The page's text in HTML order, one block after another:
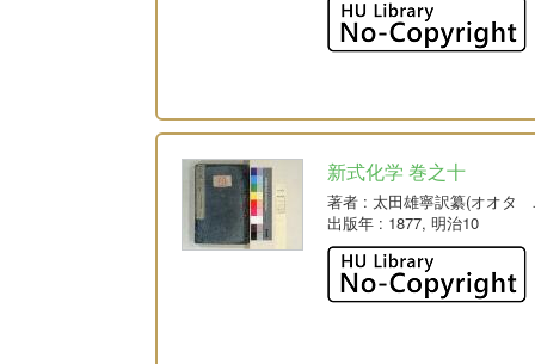
新式化学 巻之十
著者 : 太田雄寧訳纂(オオタ
出版年 : 1877, 明治10